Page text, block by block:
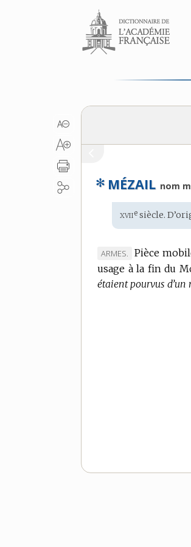
Aller au contenu
✻ MÉZAIL nom
Étymologie
:
xviie siècle. D’
MARQUE
DE
DOMAINE
ARMES.
Pièce
usage à la fin du
étaient pourvus d’un